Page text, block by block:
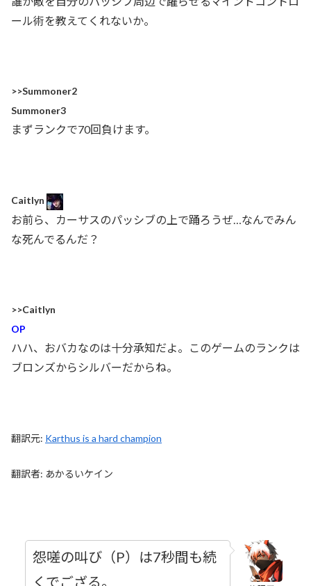
ール術を教えてくれないか。
>>Summoner2
Summoner3
まずランクで70回負けます。
Caitlyn
お前ら、カーサスのパッシブの上で踊ろうぜ…なんでみん
な死んでるんだ？
>>Caitlyn
OP
ハハ、おバカなのは十分承知だよ。このゲームのランクは
ブロンズからシルバーだからね。
翻訳元: Karthus is a hard champion
翻訳者: あかるいケイン
怨嗟の叫び（P）は7秒間も続
くでござる。